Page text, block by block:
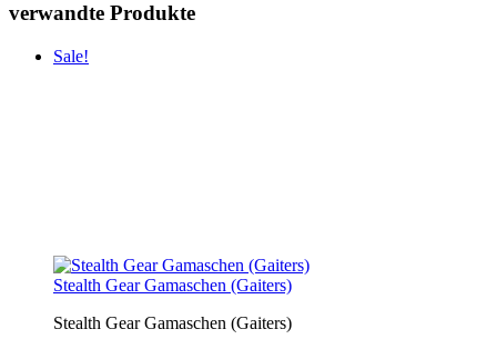
verwandte Produkte
Sale!
Stealth Gear Gamaschen (Gaiters)
Stealth Gear Gamaschen (Gaiters)